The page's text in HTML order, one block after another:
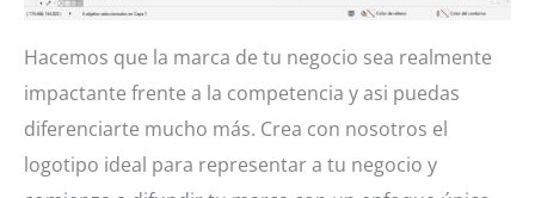
Hacemos que la marca de tu negocio sea realmente
impactante frente a la competencia y asi puedas
diferenciarte mucho más. Crea con nosotros el
logotipo ideal para representar a tu negocio y